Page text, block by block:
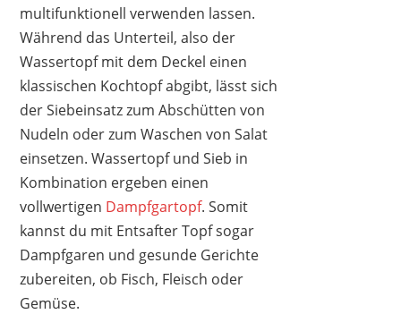
multifunktionell verwenden lassen.
Während das Unterteil, also der
Wassertopf mit dem Deckel einen
klassischen Kochtopf abgibt, lässt sich
der Siebeinsatz zum Abschütten von
Nudeln oder zum Waschen von Salat
einsetzen. Wassertopf und Sieb in
Kombination ergeben einen
vollwertigen Dampfgartopf. Somit
kannst du mit Entsafter Topf sogar
Dampfgaren und gesunde Gerichte
zubereiten, ob Fisch, Fleisch oder
Gemüse.